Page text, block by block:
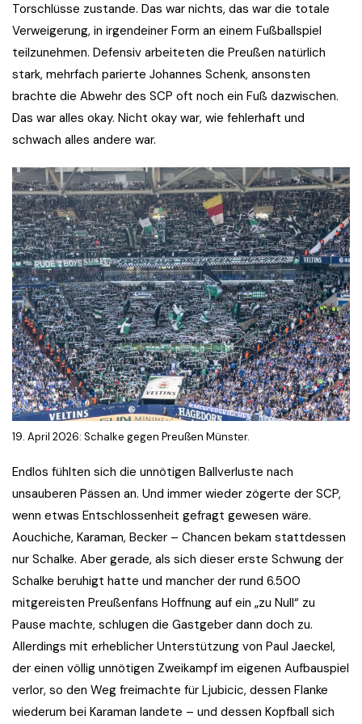
Torschlüsse zustande. Das war nichts, das war die totale
Verweigerung, in irgendeiner Form an einem Fußballspiel
teilzunehmen. Defensiv arbeiteten die Preußen natürlich
stark, mehrfach parierte Johannes Schenk, ansonsten
brachte die Abwehr des SCP oft noch ein Fuß dazwischen.
Das war alles okay. Nicht okay war, wie fehlerhaft und
schwach alles andere war.
19. April 2026: Schalke gegen Preußen Münster.
Endlos fühlten sich die unnötigen Ballverluste nach
unsauberen Pässen an. Und immer wieder zögerte der SCP,
wenn etwas Entschlossenheit gefragt gewesen wäre.
Aouchiche, Karaman, Becker – Chancen bekam stattdessen
nur Schalke. Aber gerade, als sich dieser erste Schwung der
Schalke beruhigt hatte und mancher der rund 6.500
mitgereisten Preußenfans Hoffnung auf ein „zu Null“ zu
Pause machte, schlugen die Gastgeber dann doch zu.
Allerdings mit erheblicher Unterstützung von Paul Jaeckel,
der einen völlig unnötigen Zweikampf im eigenen Aufbauspiel
verlor, so den Weg freimachte für Ljubicic, dessen Flanke
wiederum bei Karaman landete – und dessen Kopfball sich